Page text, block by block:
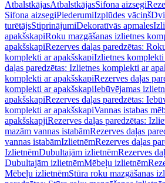
AtbalstkājasAtbalstkājasSifona aizsegi
Sifona aizsegiPiederumiIzplūdes vāciņš
turētājsStiprinājumiDekoratīvās apmales
apakšskapiRoku mazgāšanas izlietnes
apakšskapiRezerves daļas paredzētas:
komplekti ar apakšskapiIzlietnes komplekti
daļas paredzētas: Izlietnes komplekti ar
komplekti ar apakšskapiRezerves daļas
komplekti ar apakšskapiIebūvējamas
apakšskapiRezerves daļas paredzētas:
komplekti ar apakšskapiVannas istabas
apakšskapjiRezerves daļas paredzētas:
mazām vannas istabāmRezerves daļas
vannas istabāmIzlietnēmRezerves daļas
IzlietnēmDubultajām izlietnēmRezerves
Dubultajām izlietnēmMēbeļu izlietnēm
Mēbeļu izlietnēmStūra roku mazgāšanas